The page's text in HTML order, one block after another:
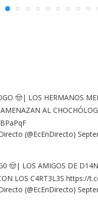
🤠| LOS HERMANOS
AL
(@EcEnDirecto)
🤠| LOS AMIGOS DE
LOS C4RT3L3S https://
(@EcEnDirecto)